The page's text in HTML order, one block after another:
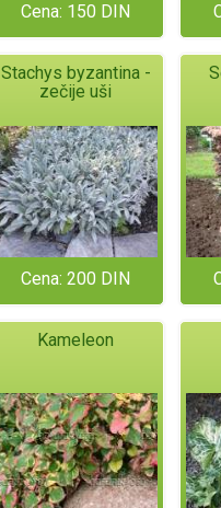
Cena: 150 DIN
Stachys byzantina -
zečije uši
Cena: 200 DIN
Kameleon